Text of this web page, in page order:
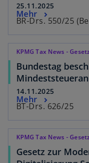
25.11.2025
BR-Drs. 550/25
Mehr
KPMG Tax News -
Bundestag
14.11.2025
BT-Drs. 626/25
Mehr
KPMG Tax News -
Gesetz zur